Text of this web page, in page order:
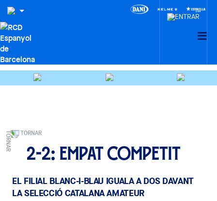
TORNAR
2-2: Empat competit
EL FILIAL BLANC-I-BLAU IGUALA A DOS DAVANT
LA SELECCIÓ CATALANA AMATEUR